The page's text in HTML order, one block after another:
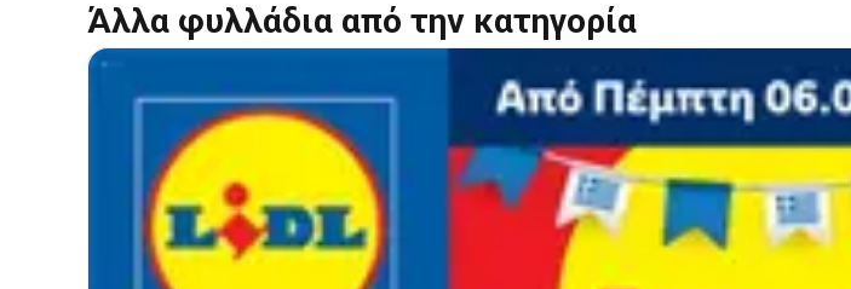
Άλλα φυλλάδια από την κατηγορία